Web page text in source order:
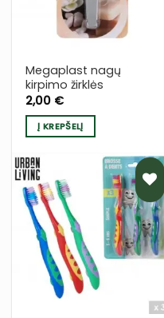
Megaplast nagų
kirpimo žirklės
2,00 €
Į KREPŠELĮ
PRIDĖTI
Į NORŲ
SĄRAŠĄ